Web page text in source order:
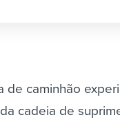
de caminhão
cadeia de